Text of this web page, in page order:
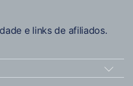
e links de afiliados.